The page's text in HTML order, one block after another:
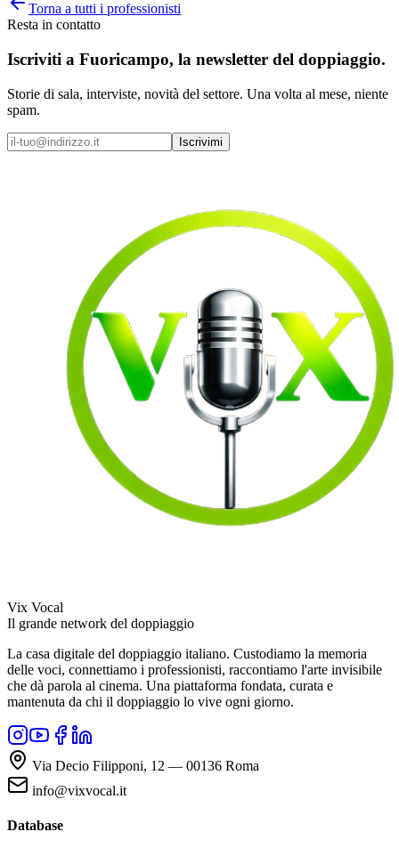
Torna a tutti i professionisti
Resta in contatto
Iscriviti a Fuoricampo, la newsletter del doppiaggio.
Storie di sala, interviste, novità del settore. Una volta al mese, niente
spam.
Iscrivimi
Vix Vocal
Il grande network del doppiaggio
La casa digitale del doppiaggio italiano. Custodiamo la memoria
delle voci, connettiamo i professionisti, raccontiamo l'arte invisibile
che dà parola al cinema. Una piattaforma fondata, curata e
mantenuta da chi il doppiaggio lo vive ogni giorno.
Via Decio Filipponi, 12 — 00136 Roma
info@vixvocal.it
Database